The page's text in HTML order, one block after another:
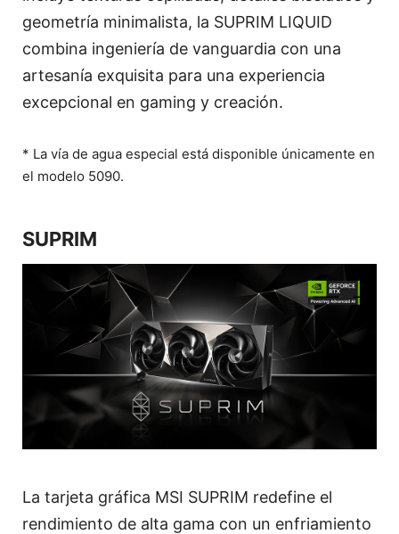
geometría minimalista, la SUPRIM LIQUID
combina ingeniería de vanguardia con una
artesanía exquisita para una experiencia
excepcional en gaming y creación.
* La vía de agua especial está disponible únicamente en
el modelo 5090.
SUPRIM
La tarjeta gráfica MSI SUPRIM redefine el
rendimiento de alta gama con un enfriamiento